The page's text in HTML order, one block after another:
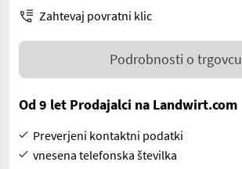
Zahtevaj povratni klic
Podrobnosti o trgovcu
Od 9 let Prodajalci na Landwirt.com
Preverjeni kontaktni podatki
vnesena telefonska številka